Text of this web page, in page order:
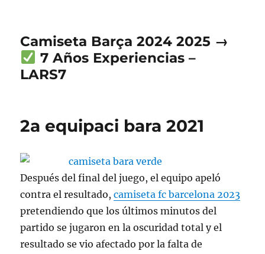
Camiseta Barça 2024 2025 →
7 Años Experiencias –
LARS7
2a equipaci bara 2021
Después del final del juego, el equipo apeló
contra el resultado,camiseta fc barcelona 2023
pretendiendo que los últimos minutos del
partido se jugaron en la oscuridad total y el
resultado se vio afectado por la falta de